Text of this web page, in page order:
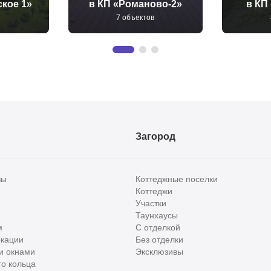
1» в КП «Романово-2»
7 объектов
в КП
окнами
кольца
Загород
Коттеджные поселки
Коттеджи
Участки
Таунхаусы
С отделкой
Без отделки
Эксклюзивы